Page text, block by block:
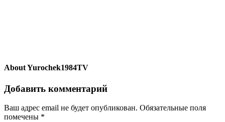
AboutYurochek1984TV
Добавить комментарий
Ваш адрес email не будет опубликован. Обязательные поля
помечены *